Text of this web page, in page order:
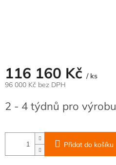
116 160 Kč / ks
96 000 Kč bez DPH
cena:
2 - 4 týdnů pro výrobu
Přidat do košíku